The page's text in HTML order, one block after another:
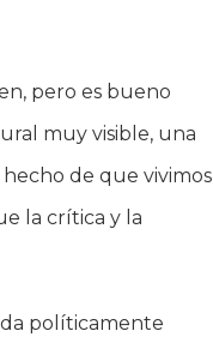
pero es bueno
muy visible, una
de que vivimos
la crítica y la
políticamente